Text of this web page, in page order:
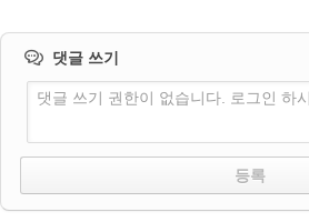
댓글 쓰기
댓글 쓰기 권한이 없습니다. 로그인 하